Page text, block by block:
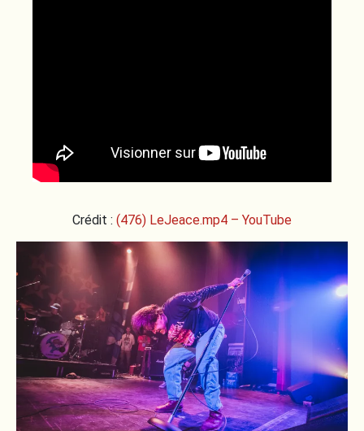
Crédit : (476) LeJeace.mp4 – YouTube